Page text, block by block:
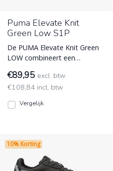
Puma Elevate Knit
Green Low S1P
De PUMA Elevate Knit Green
LOW combineert een
maximale veiligheid. Geniet
ESD (Electro Static
Discharge)
€89,95 excl. btw
€108,84 incl. btw
Vergelijk
10% Korting